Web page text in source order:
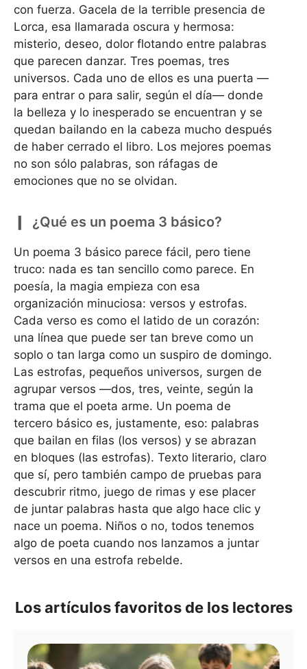
con fuerza. Gacela de la terrible presencia de
Lorca, esa llamarada oscura y hermosa:
misterio, deseo, dolor flotando entre palabras
que parecen danzar. Tres poemas, tres
universos. Cada uno de ellos es una puerta —
para entrar o para salir, según el día— donde
la belleza y lo inesperado se encuentran y se
quedan bailando en la cabeza mucho después
de haber cerrado el libro. Los mejores poemas
no son sólo palabras, son ráfagas de
emociones que no se olvidan.
¿Qué es un poema 3 básico?
Un poema 3 básico parece fácil, pero tiene
truco: nada es tan sencillo como parece. En
poesía, la magia empieza con esa
organización minuciosa: versos y estrofas.
Cada verso es como el latido de un corazón:
una línea que puede ser tan breve como un
soplo o tan larga como un suspiro de domingo.
Las estrofas, pequeños universos, surgen de
agrupar versos —dos, tres, veinte, según la
trama que el poeta arme. Un poema de
tercero básico es, justamente, eso: palabras
que bailan en filas (los versos) y se abrazan
en bloques (las estrofas). Texto literario, claro
que sí, pero también campo de pruebas para
descubrir ritmo, juego de rimas y ese placer
de juntar palabras hasta que algo hace clic y
nace un poema. Niños o no, todos tenemos
algo de poeta cuando nos lanzamos a juntar
versos en una estrofa rebelde.
Los artículos favoritos de los lectores